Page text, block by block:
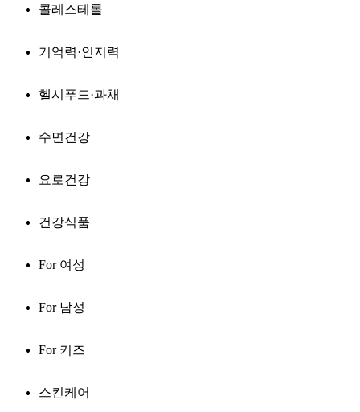
콜레스테롤
기억력·인지력
헬시푸드·과채
수면건강
요로건강
건강식품
For 여성
For 남성
For 키즈
스킨케어